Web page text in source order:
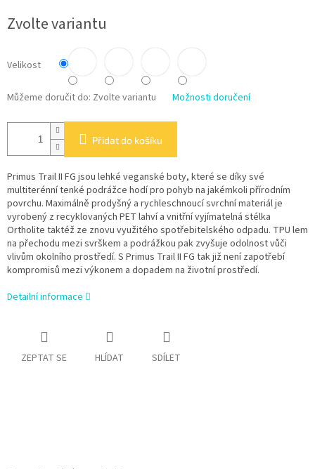
cena:
Zvolte variantu
Velikost
Můžeme doručit do: Zvolte variantu Možnosti doručení
Přidat do košíku
Primus Trail II FG jsou lehké veganské boty, které se díky své
multiterénní tenké podrážce hodí pro pohyb na jakémkoli přírodním
povrchu. Maximálně prodyšný a rychleschnoucí svrchní materiál je
vyrobený z recyklovaných PET lahví a vnitřní vyjímatelná stélka
Ortholite taktéž ze znovu využitého spotřebitelského odpadu. TPU lem
na přechodu mezi svrškem a podrážkou pak zvyšuje odolnost vůči
vlivům okolního prostředí. S Primus Trail II FG tak již není zapotřebí
kompromisů mezi výkonem a dopadem na životní prostředí.
Detailní informace
ZEPTAT SE HLÍDAT SDÍLET